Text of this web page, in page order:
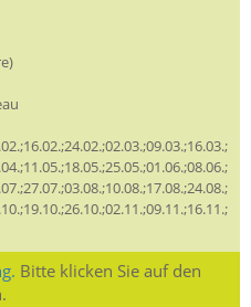
Bitte klicken Sie auf den